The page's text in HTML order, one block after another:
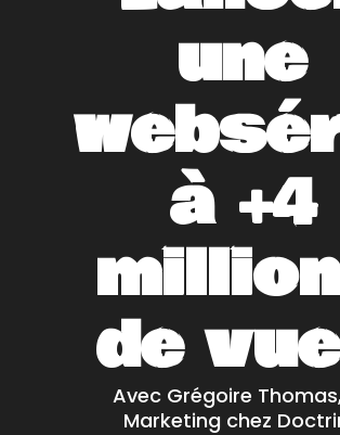
une
à +4
de
Avec Grégoire
Marketing chez